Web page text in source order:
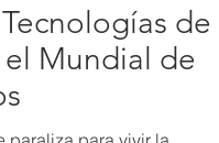
de
Mundial de